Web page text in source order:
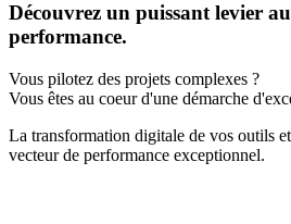
Découvrez un puissant levier
performance.
Vous pilotez des projets complexes ?
Vous êtes au coeur d'une démarche
La transformation digitale de vos outils
vecteur de performance exceptionnel.